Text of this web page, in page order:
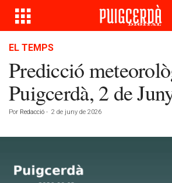
EL TEMPS
Predicció
Puigcerdà, 2 de
Por Redacció - 2 de juny de 2026